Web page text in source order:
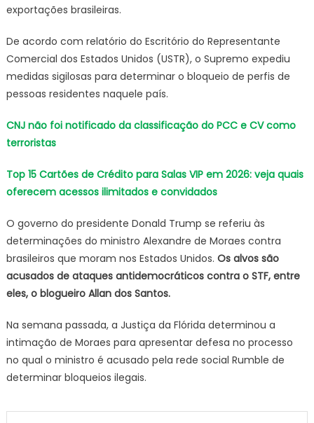
exportações brasileiras.
De acordo com relatório do Escritório do Representante
Comercial dos Estados Unidos (USTR), o Supremo expediu
medidas sigilosas para determinar o bloqueio de perfis de
pessoas residentes naquele país.
CNJ não foi notificado da classificação do PCC e CV como
terroristas
Top 15 Cartões de Crédito para Salas VIP em 2026: veja quais
oferecem acessos ilimitados e convidados
O governo do presidente Donald Trump se referiu às
determinações do ministro Alexandre de Moraes contra
brasileiros que moram nos Estados Unidos. Os alvos são
acusados de ataques antidemocráticos contra o STF, entre
eles, o blogueiro Allan dos Santos.
Na semana passada, a Justiça da Flórida determinou a
intimação de Moraes para apresentar defesa no processo
no qual o ministro é acusado pela rede social Rumble de
determinar bloqueios ilegais.